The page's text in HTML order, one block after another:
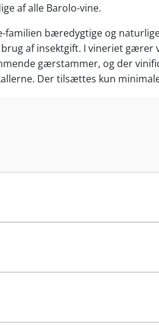
af alle Barolo-vine.
familien bæredygtige og
af insektgift. I vineriet
gærstammer, og der
Der tilsættes kun